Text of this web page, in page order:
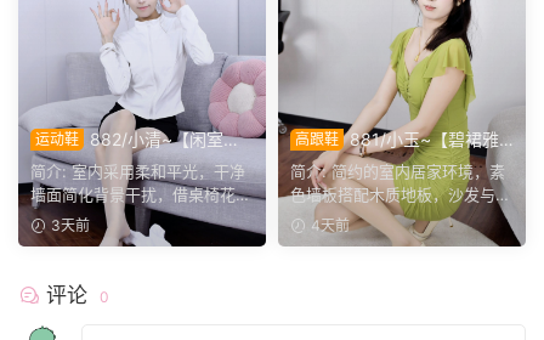
运动鞋
882/小清~【闲室倩
影】素室柔光映穿搭，多样姿
态演绎清爽休闲格调。
简介: 室内采用柔和平光，干净
墙面简化背景干扰，借桌椅花艺
丰富画面层次。兼顾全...
3天前
高跟鞋 881/小玉~【碧裙雅
姿】一室柔光衬绿裙，错落姿
态尽显温婉格调。
简介: 简约的室内居家环境，素
色墙板搭配木质地板，沙发与办
公椅丰富场景层次。小...
4天前
评论 0